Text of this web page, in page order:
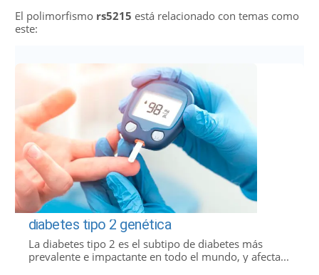
El polimorfismo rs5215 está relacionado con temas como
este:
diabetes tipo 2 genética
La diabetes tipo 2 es el subtipo de diabetes más
prevalente e impactante en todo el mundo, y afecta...